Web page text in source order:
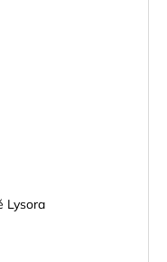
Lysora